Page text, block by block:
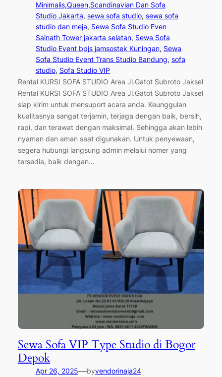
Minimalis,Queen,Scandinavian Dan Sofa
Studio Jakarta, sewa sofa studio, sewa sofa
studio dan meja, Sewa Sofa Studio Even
Sainath Tower jakarta selatan, Sewa Sofa
Studio Event bpjs jamsostek Kuningan, Sewa
Sofa Studio Event Trans Studio Bandung, sofa
studio, Sofa Studio VIP
Rental KURSI SOFA STUDIO Area Jl.Gatot Subroto Jaksel
Rental KURSI SOFA STUDIO Area Jl.Gatot Subroto Jaksel
siap kirim untuk mensuport acara anda. Keunggulan
kualitasnya sangat terjamin, terjaga dengan baik, bersih,
rapi, dan terawat dengan maksimal. Sehingga akan lebih
nyaman dan aman saat digunakan. Untuk penyewaan,
segera hubungi langsung admin melalui nomer yang
tersedia, baik dengan…
Sewa Sofa VIP Type Studio di Bogor
Depok
Apr 26, 2025—byvendorinaja24